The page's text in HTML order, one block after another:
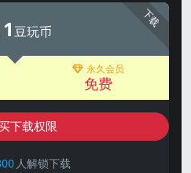
下载
豆玩币
永久会员
免费
下载权限
人解锁下载